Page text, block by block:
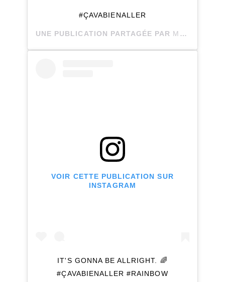
#ÇAVABIENALLER
UNE PUBLICATION PARTAGÉE PAR MARIE-EVE BERGERON
VOIR CETTE PUBLICATION SUR
INSTAGRAM
IT'S GONNA BE ALLRIGHT. 🌈
#ÇAVABIENALLER #RAINBOW